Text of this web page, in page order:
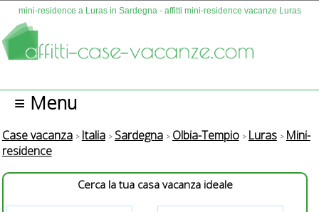
mini-residence a Luras in Sardegna - affitti mini-residence vacanze Luras
≡ Menu
Case vacanza Italia Sardegna Olbia-Tempio Luras
Mini-
residence
Cerca la tua casa vacanza ideale